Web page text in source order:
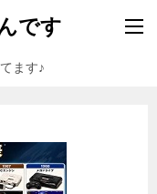
です
ます♪